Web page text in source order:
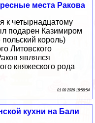
места Ракова
к четырнадцатому
подарен Казимиром
король)
Литовского
являлся
княжеского рода
01 08 2026 18:58:54
кухни на Бали